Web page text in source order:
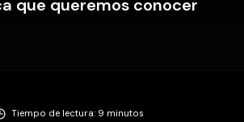
que queremos conocer
Tiempo de lectura: 9 minutos